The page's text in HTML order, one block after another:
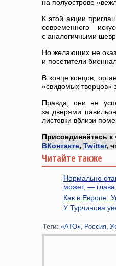
на полуострове
К этой акции
современного
с аналогичными
Но желающих не
и посетители
В конце концов,
«свидомых творцов»
Правда, они не
за дверями
листовки вблизи
Присоединяйтесь к
ВКонтакте, Twitter,
Читайте также
Нормально
может, —
Как в Европе:
У Турчинова
Теги: «АТО» Россия